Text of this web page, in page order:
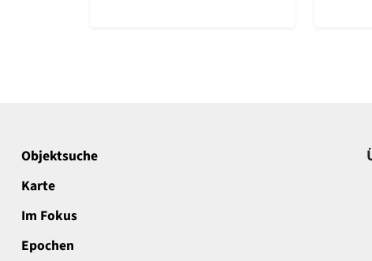
Objektsuche
Karte
Im Fokus
Epochen